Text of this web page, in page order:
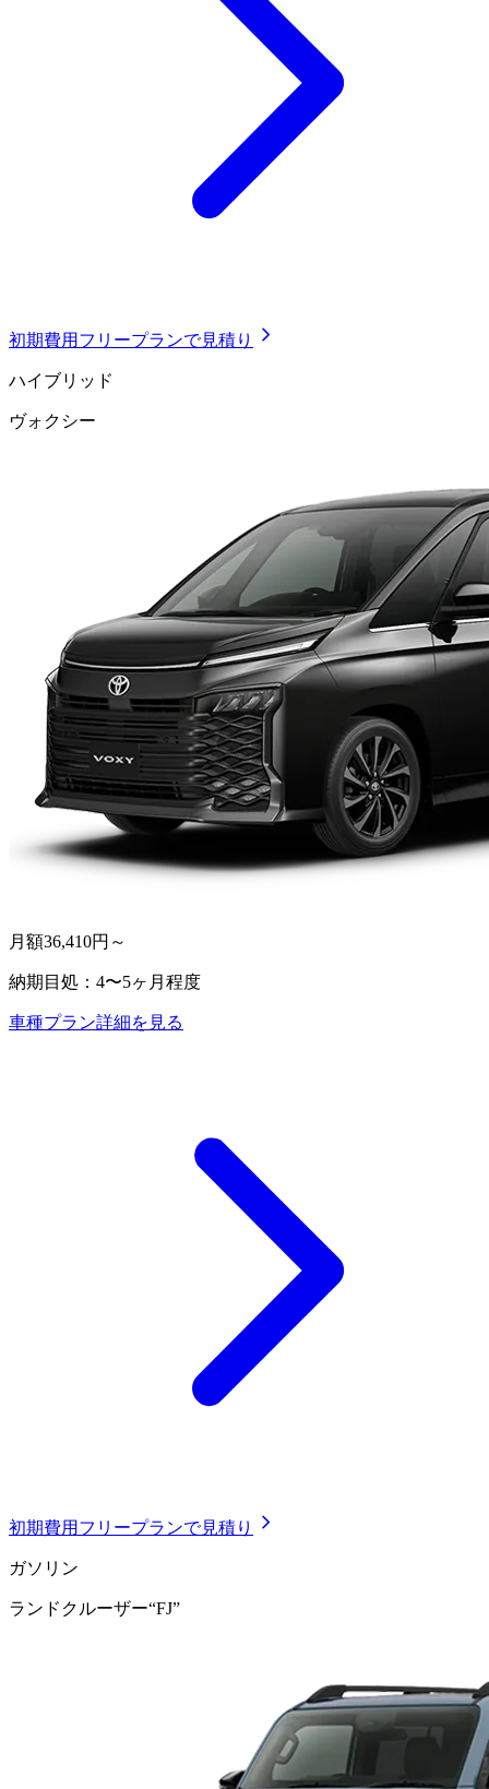
初期費用フリープランで見積り
ハイブリッド
ヴォクシー
月額36,410円～
納期目処： 4〜5ヶ月程度
車種プラン詳細を見る
初期費用フリープランで見積り
ガソリン
ランドクルーザー“FJ”